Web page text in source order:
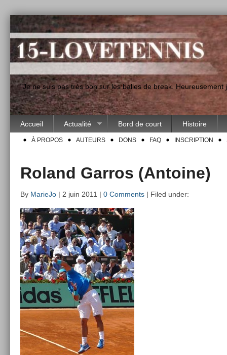
"Je ne suis pas très bon sur les balles de break.
Accueil Actualité Bord de court Histoire
À PROPOS AUTEURS DONS FAQ INSCRIPTION
Roland Garros (Antoine)
By MarieJo | 2 juin 2011 | 0 Comments | Filed under: